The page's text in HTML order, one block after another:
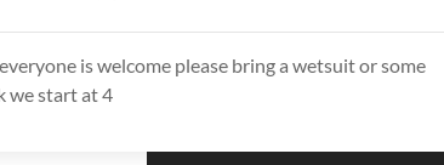
is welcome please bring a wetsuit or some
we start at 4